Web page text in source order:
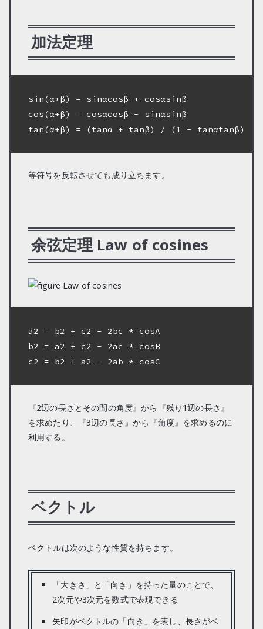
加法定理
sin(α+β) = sinαcosβ + cosαsinβ
cos(α+β) = cosαcosβ − sinαsinβ
tan(α+β) = (tanα + tanβ) / (1 - tanαtanβ)
等符号を反転させても成り立ちます。
余弦定理 Law of cosines
a2 = b2 + c2 - 2bc * cosA
b2 = a2 + c2 - 2ac * cosB
c2 = b2 + a2 - 2ab * cosC
『2辺の長さとその間の角度』から『残り1辺の長さ』
を求めたり、『3辺の長さ』から『角度』を求めるのに
利用する。
ベクトル
ベクトルは次のような性質を持ちます。
「大きさ」と「向き」を持った量のことで、
2次元や3次元を数式で表現できる
矢印がベクトルの「向き」を表し、長さがベ